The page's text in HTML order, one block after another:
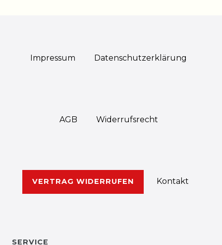
Impressum Daten­schutz­erklärung
AGB Widerrufs­recht
VERTRAG WIDERRUFEN Kontakt
SERVICE